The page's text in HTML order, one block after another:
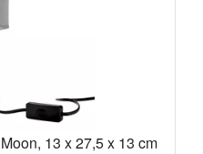
13 x 27,5 x 13 cm